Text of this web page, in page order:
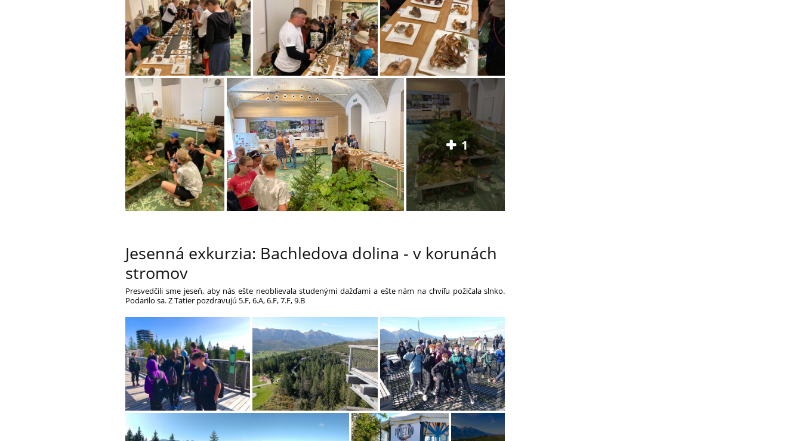
1
Jesenná exkurzia: Bachledova dolina - v korunách
stromov
Presvedčili sme jeseň, aby nás ešte neoblievala studenými dažďami a ešte nám na chvíľu požičala slnko.
Podarilo sa.Z Tatier pozdravujú 5.F, 6.A, 6.F, 7.F, 9.B